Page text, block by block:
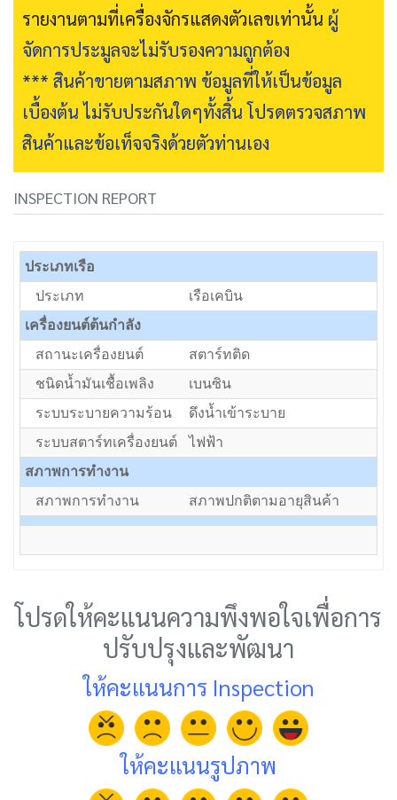
รายงานตามที่เครื่องจักรแสดงตัวเลขเท่านั้น ผู้
จัดการประมูลจะไม่รับรองความถูกต้อง
*** สินค้าขายตามสภาพ ข้อมูลที่ให้เป็นข้อมูล
เบื้องต้น ไม่รับประกันใดๆทั้งสิ้น โปรดตรวจสภาพ
สินค้าและข้อเท็จจริงด้วยตัวท่านเอง
INSPECTION REPORT
ประเภทเรือ
ประเภท
เรือเคบิน
เครื่องยนต์ต้นกำลัง
สถานะเครื่องยนต์
สตาร์ทติด
ชนิดน้ำมันเชื้อเพลิง
เบนซิน
ระบบระบายความร้อน
ดึงน้ำเข้าระบาย
ระบบสตาร์ทเครื่องยนต์
ไฟฟ้า
สภาพการทำงาน
สภาพการทำงาน
สภาพปกติตามอายุสินค้า
โปรดให้คะแนนความพึงพอใจเพื่อการ
ปรับปรุงและพัฒนา
ให้คะแนนการ Inspection
ให้คะแนนรูปภาพ